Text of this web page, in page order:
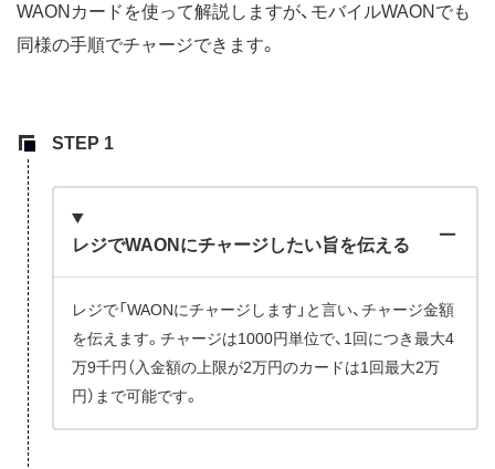
WAONカードを使って解説しますが、モバイルWAONでも
同様の手順でチャージできます。
レジでWAONにチャージしたい旨を伝える
レジで「WAONにチャージします」と言い、チャージ金額
を伝えます。チャージは1000円単位で、1回につき最大4
万9千円（入金額の上限が2万円のカードは1回最大2万
円）まで可能です。